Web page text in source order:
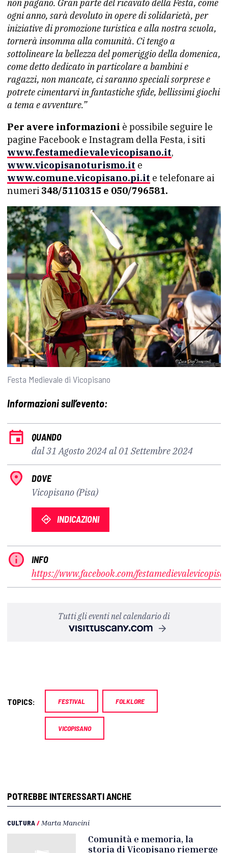
non pagano. Gran parte del ricavato della Festa, come
ogni anno, sarà devoluto in opere di solidarietà, per
iniziative di promozione turistica e alla nostra scuola,
tornerà insomma alla comunità. Ci tengo a
sottolineare la bellezza del pomeriggio della domenica,
come detto dedicato in particolare a bambini e
ragazzi, non mancate, ci saranno speciali sorprese e
potrete cimentarvi in fantastiche sfide, bellissimi giochi
a tema e avventure.”
Per avere informazioni è possibile seguire le
pagine Facebook e Instagram della Festa, i siti
www.festamedievalevicopisano.it,
www.vicopisanoturismo.it e
www.comune.vicopisano.pi.it e telefonare ai
numeri 348/5110315 e 050/796581.
Festa Medievale di Vicopisano
Informazioni sull’evento:
QUANDO
dal 31 Agosto 2024 al 01 Settembre 2024
DOVE
Vicopisano (Pisa)
INDICAZIONI
INFO
https://www.facebook.com/
Tutti gli eventi nel calendario di
TOPICS: FESTIVAL FOLKLORE
VICOPISANO
POTREBBE INTERESSARTI ANCHE
CULTURA/ Marta Mancini
Comunità e memoria, la
storia di Vicopisano riemerge